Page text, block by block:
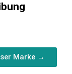
Marke →